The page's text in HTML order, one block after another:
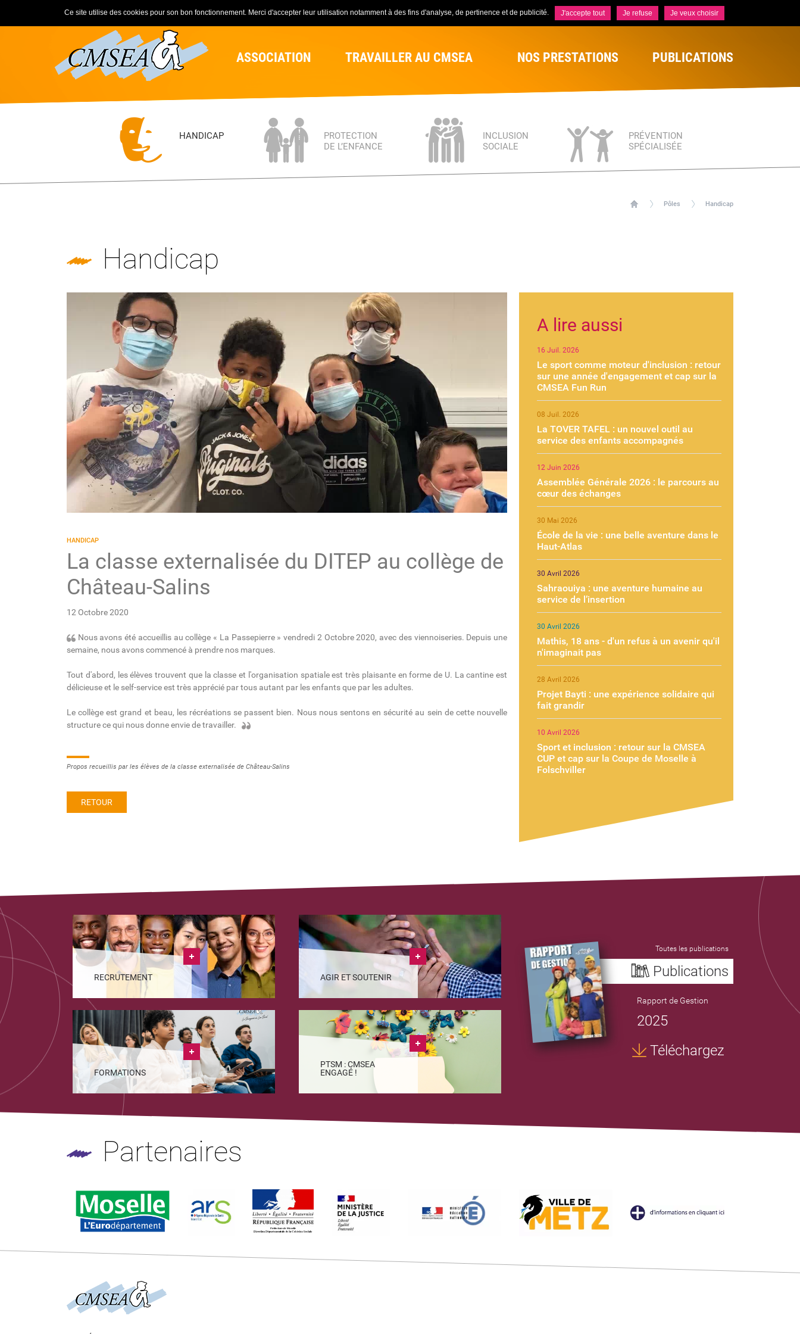
ASSOCIATION TRAVAILLER AU CMSEA NOS PRESTATIONS PUBLICATIONS
HANDICAP
PROTECTION
DE L’ENFANCE
INCLUSION
SOCIALE
PRÉVENTION
SPÉCIALISÉE
Pôles Handicap
Handicap
HANDICAP
La classe externalisée du DITEP au collège de
Château-Salins
12 Octobre 2020
Nous avons été accueillis au collège « La Passepierre » vendredi 2 Octobre 2020, avec des viennoiseries. Depuis une
semaine, nous avons commencé à prendre nos marques.
Tout d'abord, les élèves trouvent que la classe et l'organisation spatiale est très plaisante en forme de U. La cantine est
délicieuse et le self-service est très apprécié par tous autant par les enfants que par les adultes.
Le collège est grand et beau, les récréations se passent bien. Nous nous sentons en sécurité au sein de cette nouvelle
structure ce qui nous donne envie de travailler.
Propos recueillis par les élèves de la classe externalisée de Château-Salins
RETOUR
A lire aussi
16 Juil. 2026
Le sport comme moteur d'inclusion : retour
sur une année d'engagement et cap sur la
CMSEA Fun Run
08 Juil. 2026
La TOVER TAFEL : un nouvel outil au
service des enfants accompagnés
12 Juin 2026
Assemblée Générale 2026 : le parcours au
cœur des échanges
30 Mai 2026
École de la vie : une belle aventure dans le
Haut-Atlas
30 Avril 2026
Sahraouiya : une aventure humaine au
service de l’insertion
30 Avril 2026
Mathis, 18 ans - d'un refus à un avenir qu'il
n'imaginait pas
28 Avril 2026
Projet Bayti : une expérience solidaire qui
fait grandir
10 Avril 2026
Sport et inclusion : retour sur la CMSEA
CUP et cap sur la Coupe de Moselle à
Folschviller
RECRUTEMENT
FORMATIONS
AGIR ET SOUTENIR
PTSM : CMSEA
ENGAGÉ !
Toutes les publications
Publications
Rapport de Gestion
2025
Téléchargez
Partenaires
Ce site utilise des cookies pour son bon fonctionnement. Merci d'accepter leur utilisation notamment à des fins d'analyse, de pertinence et de publicité. J'accepte tout Je refuse Je veux choisir